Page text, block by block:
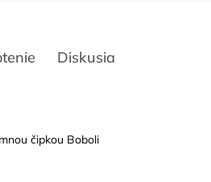
Diskusia
čipkou Boboli